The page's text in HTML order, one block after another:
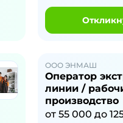
ООО ЭНМАШ
Оператор
линии /
производство
от55 000 до